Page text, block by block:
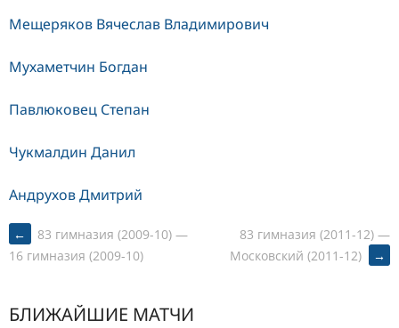
Мещеряков Вячеслав Владимирович
Мухаметчин Богдан
Павлюковец Степан
Чукмалдин Данил
Андрухов Дмитрий
POST
NAVIGATION
←
83 гимназия (2009-10) —
16 гимназия (2009-10)
83 гимназия (2011-12) —
Московский (2011-12)
→
БЛИЖАЙШИЕ МАТЧИ